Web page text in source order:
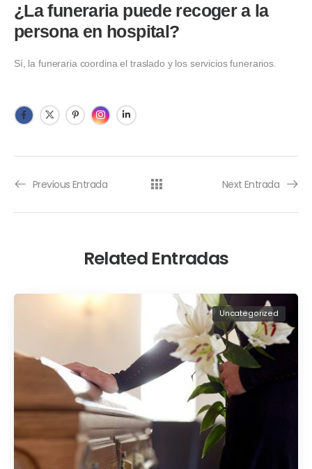
¿La funeraria puede recoger a la
persona en hospital?
Sí, la funeraria coordina el traslado y los servicios funerarios.
Previous Entrada Next Entrada
Related Entradas
Uncategorized